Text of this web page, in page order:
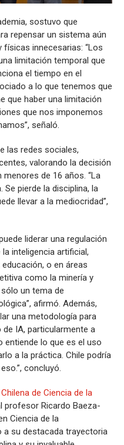
sostuvo que
repensar un sistema aún
innecesarias: “Los
limitación temporal que
el tiempo en el
a lo que tenemos que
que haber una limitación
que nos imponemos
señaló.
las redes sociales,
valorando la decisión
de 16 años. “La
pierde la disciplina, la
llevar a la mediocridad”,
liderar una regulación
inteligencia artificial,
o en áreas
como la minería y
un tema de
afirmó. Además,
una metodología para
IA, particularmente a
entiende lo que es el uso
a la práctica. Chile podría
concluyó.
de Ciencia de la
profesor Ricardo Baeza-
Ciencia de la
su destacada trayectoria